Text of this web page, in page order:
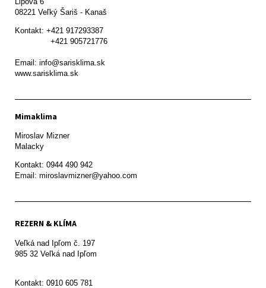
08221 Veľký Šariš - Kanaš
Kontakt: +421 917293387
Email: info@sarisklima.sk
www.sarisklima.sk
Mimaklima
Miroslav Mizner
Malacky
Kontakt: 0944 490 942
REZERN & KLÍMA
Veľká nad Ipľom č. 197
985 32 Veľká nad Ipľom
Kontakt: 0910 605 781